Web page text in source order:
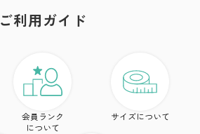
ご利用ガイド
会員ランク
について
サイズについて